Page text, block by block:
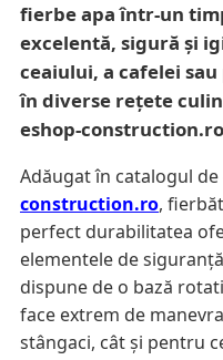
fierbe apa într-un
excelentă, sigură și
ceaiului, a cafelei
în diverse rețete
eshop-
Adăugat în catalogul
construction.ro,
perfect durabilitatea
elementele de
dispune de o bază
face extrem de
stângaci, cât și pentru